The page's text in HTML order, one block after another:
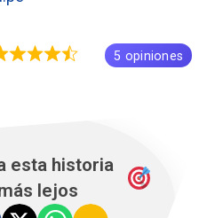
5 opiniones
esta historia
lejos